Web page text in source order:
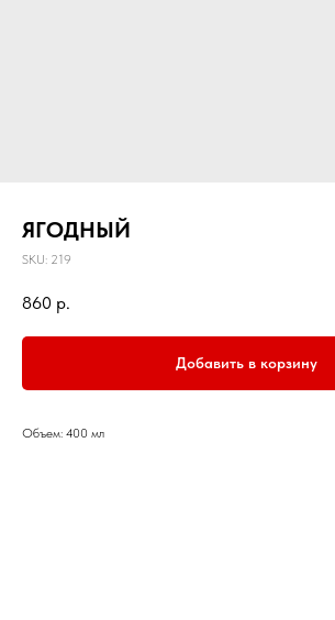
ЯГОДНЫЙ
SKU: 219
860 р.
Добавить в корзину
Объем: 400 мл